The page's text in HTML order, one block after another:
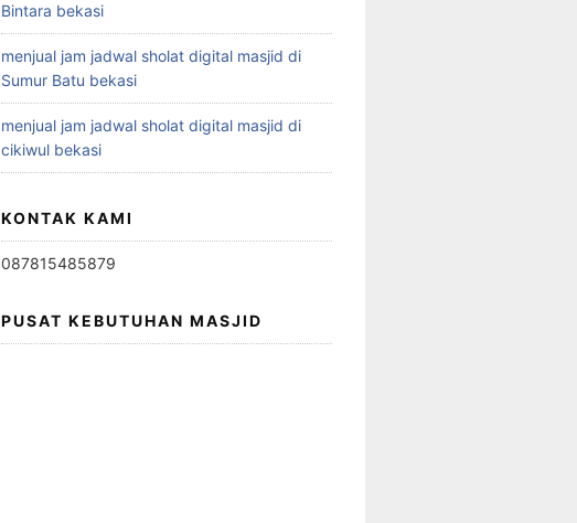
Bintara bekasi
menjual jam jadwal sholat digital masjid di
Sumur Batu bekasi
menjual jam jadwal sholat digital masjid di
cikiwul bekasi
KONTAK KAMI
087815485879
PUSAT KEBUTUHAN MASJID